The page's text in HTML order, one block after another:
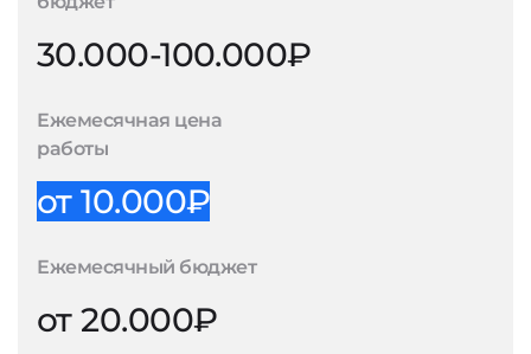
30.000-100.000₽
Ежемесячная цена
работы
от 10.000₽
Ежемесячный бюджет
от 20.000₽